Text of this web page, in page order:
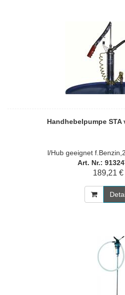
Handhebelpumpe STA
l/Hub geeignet
Art. Nr.:
189,21 €